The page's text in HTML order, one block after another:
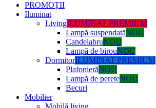
PROMOȚII
Iluminat
LivingILUMINAT PREMIUM
Lampă suspendatăNOU
CandelabruNOU
Lampă de birouNOU
DormitorILUMINAT PREMIUM
PlafonierăNOU
Lampă de pereteNOU
Becuri
Mobilier
Mobilă living